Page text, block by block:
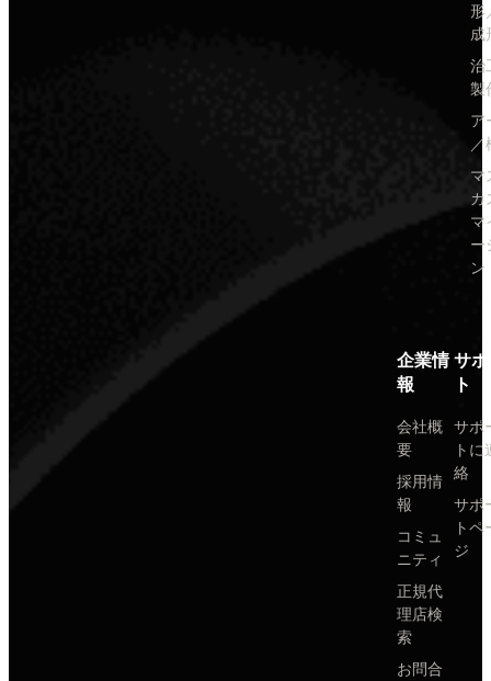
形
成
治
製
ア
／
マ
カ
マ
ー
ン
企業情
報
会社概
要
採用情
報
コミュ
ニティ
正規代
理店検
索
お問合
サ
ト
サポ
トに
絡
サポ
トペ
ジ